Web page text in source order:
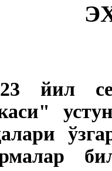
Э
йил
"